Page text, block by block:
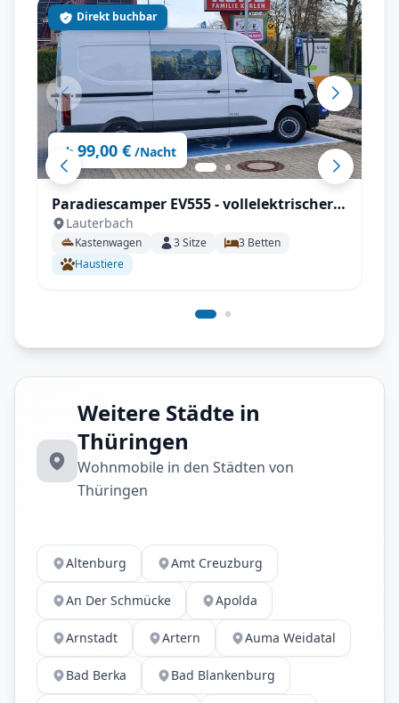
ab 99,00 € /Nacht
Direkt buchbar
Paradiescamper EV555 - vollelektrischer
Kastenwagen, 100% Autark
Lauterbach
Kastenwagen 3Sitze 3 Betten
Haustiere
Weitere Städte in
Thüringen
Wohnmobile in den Städten von
Thüringen
Altenburg Amt Creuzburg
An Der Schmücke Apolda
Arnstadt Artern Auma Weidatal
Bad Berka Bad Blankenburg